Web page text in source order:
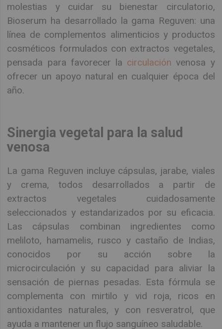
molestias y cuidar su bienestar circulatorio,
Bioserum ha desarrollado la gama Reguven: una
línea de complementos alimenticios y productos
cosméticos formulados con extractos vegetales,
pensada para favorecer la circulación venosa y
ofrecer un apoyo natural en cualquier época del
año.
Sinergia vegetal para la salud
venosa
La gama Reguven incluye cápsulas, jarabe, viales
y crema, todos desarrollados a partir de
extractos vegetales cuidadosamente
seleccionados y estandarizados por su eficacia.
Las cápsulas combinan ingredientes como
meliloto, hamamelis, rusco y castaño de Indias,
conocidos por su acción sobre la
microcirculación y su capacidad para aliviar la
sensación de piernas pesadas. Esta fórmula se
complementa con mirtilo y vid roja, ricos en
antioxidantes naturales, y con resveratrol, que
ayuda a mantener un flujo sanguíneo saludable.